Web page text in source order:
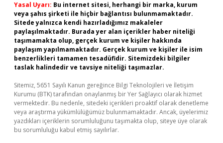
Yasal Uyarı: Bu internet sitesi, herhangi bir marka, kurum
veya şahıs şirketi ile hiçbir bağlantısı bulunmamaktadır.
Sitede yalnızca kendi hazırladığımız makaleler
paylaşılmaktadır. Burada yer alan içerikler haber niteliği
taşımamakta olup, gerçek kurum ve kişiler hakkında
paylaşım yapılmamaktadır. Gerçek kurum ve kişiler ile isim
benzerlikleri tamamen tesadüfidir. Sitemizdeki bilgiler
taslak halindedir ve tavsiye niteliği taşımazlar.
Sitemiz, 5651 Sayılı Kanun gereğince Bilgi Teknolojileri ve İletişim
Kurumu (BTK) tarafından onaylanmış bir Yer Sağlayıcı olarak hizmet
vermektedir. Bu nedenle, sitedeki içerikleri proaktif olarak denetleme
veya araştırma yükümlülüğümüz bulunmamaktadır. Ancak, üyelerimiz
yazdıkları içeriklerin sorumluluğunu taşımakta olup, siteye üye olarak
bu sorumluluğu kabul etmiş sayılırlar.